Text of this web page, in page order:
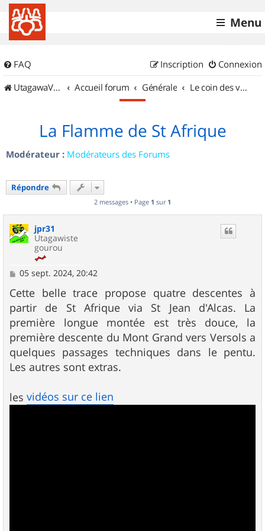
Menu
FAQ Connexion
Inscription
UtagawaVTT (Randos VTT et VTTAE avec traces GPS)
Accueil forum Générale Le coin des vidéastes
La Flamme de St Afrique
Modérateur : Modérateurs des Forums
Répondre
2 messages • Page 1 sur 1
jpr31
Utagawiste
gourou
M
s
s
a
g
e
05 sept. 2024, 20:42
Cette belle trace propose quatre descentes à
partir de St Afrique via St Jean d'Alcas. La
première longue montée est très douce, la
première descente du Mont Grand vers Versols a
quelques passages techniques dans le pentu.
Les autres sont extras.
les vidéos sur ce lien